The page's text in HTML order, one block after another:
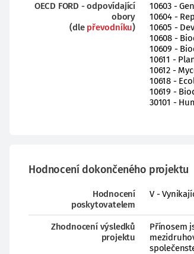
OECD FORD - odpovídající
obory
(dle převodníku)
10603 -
10604 -
10605 -
10608 -
10609 -
10611 -
10612 -
10618 -
10619 -
30101 -
Hodnocení dokončeného projektu
Hodnocení
poskytovatelem
V -
Zhodnocení výsledků
projektu
Přínosem